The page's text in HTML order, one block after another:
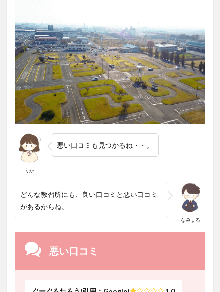
りか
悪い口コミも見つかるね・・。
なみまる
どんな教習所にも、良い口コミと悪い口コミ
があるからね。
悪い口コミ